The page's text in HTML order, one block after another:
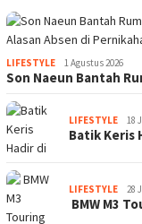
LIFESTYLE 1 Agustus 2026
Son Naeun Bantah
LIFESTYLE 18
Batik Keris
LIFESTYLE 28
BMW M3